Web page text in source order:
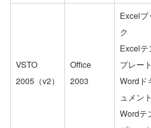
VSTO
2005（v2）
Office
2003
Excelブ
ク
Excelテ
プレート
Wordド
ュメント
Wordテ